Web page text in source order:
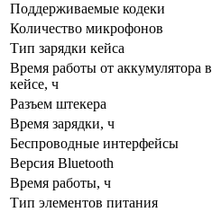
Поддерживаемые кодеки
Количество микрофонов
Тип зарядки кейса
Время работы от аккумулятора в
кейсе, ч
Разъем штекера
Время зарядки, ч
Беспроводные интерфейсы
Версия Bluetooth
Время работы, ч
Тип элементов питания